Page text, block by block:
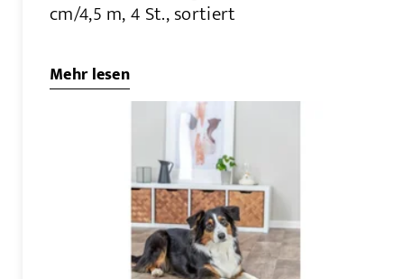
cm/4,5 m, 4 St., sortiert
Mehr lesen